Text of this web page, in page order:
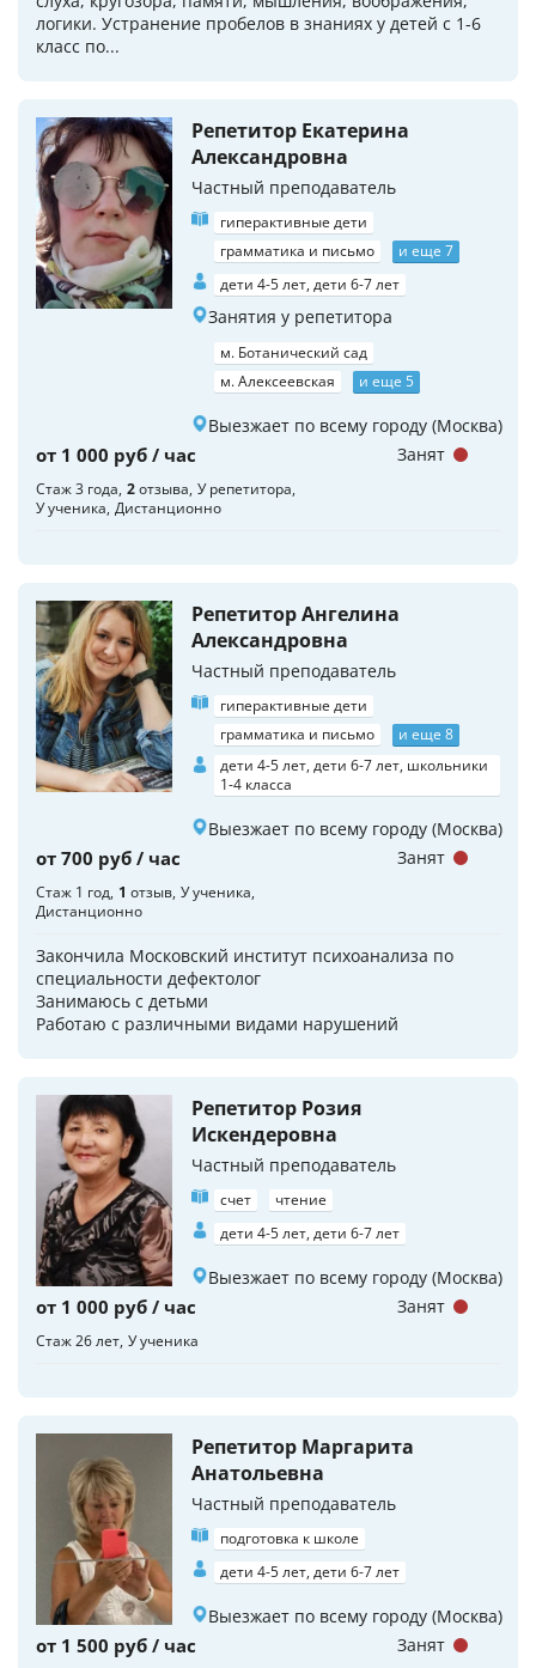
логики. Устранение пробелов в знаниях у детей с 1-6
класс по...
Репетитор Екатерина
Александровна
Частный преподаватель
гиперактивные дети
грамматика и письмо
и еще 7
дети 4-5 лет, дети 6-7 лет
Занятия у репетитора
м. Ботанический сад
м. Алексеевская
и еще 5
Выезжает по всему городу (Москва)
от 1 000 руб / час
Стаж 3 года 2отзыва У репетитора
У ученика Дистанционно
Занят
Репетитор Ангелина
Александровна
Частный преподаватель
гиперактивные дети
грамматика и письмо
и еще 8
дети 4-5 лет, дети 6-7 лет, школьники
1-4 класса
Выезжает по всему городу (Москва)
от 700 руб / час
Стаж 1 год 1 отзыв У ученика
Дистанционно
Закончила Московский институт психоанализа по
специальности дефектолог
Занимаюсь с детьми
Работаю с различными видами нарушений
Занят
Репетитор Розия
Искендеровна
Частный преподаватель
счет
чтение
дети 4-5 лет, дети 6-7 лет
Выезжает по всему городу (Москва)
от 1 000 руб / час
Стаж 26 лет У ученика
Занят
Репетитор Маргарита
Анатольевна
Частный преподаватель
подготовка к школе
дети 4-5 лет, дети 6-7 лет
Выезжает по всему городу (Москва)
от 1 500 руб / час Занят